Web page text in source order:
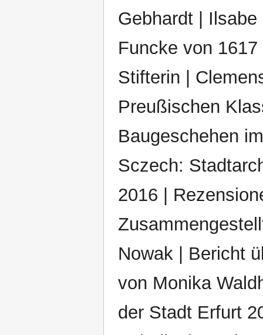
Gebhardt |
Funcke von
Stifterin |
Preußischen
Baugeschehen
Sczech:
2016 |
Nowak | Bericht
von Monika
der Stadt Erfurt